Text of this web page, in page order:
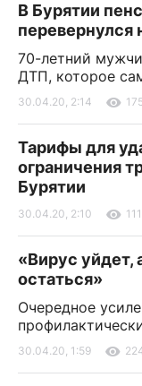
В Бурятии
перевернулся
70-летний
ДТП, которое
30.04.20, 2:14
Тарифы для
ограничения
Бурятии
30.04.20, 2:10
«Вирус уйдет,
остаться»
Очередное
30.04.20, 1:59